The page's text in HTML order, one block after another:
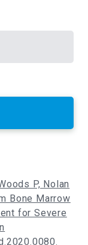
P, Nolan
Bone Marrow
for Severe